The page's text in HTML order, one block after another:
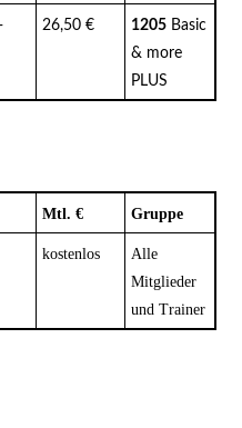
26,50 € 1205 Basic
& more
PLUS
Mtl. € Gruppe
kostenlos
Alle
Mitglieder
und Trainer